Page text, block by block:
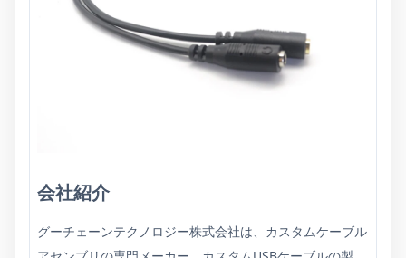
会社紹介
グーチェーンテクノロジー株式会社は、カスタムケーブル